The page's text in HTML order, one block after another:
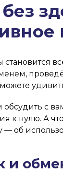
становится
с
к нулю. А
— об